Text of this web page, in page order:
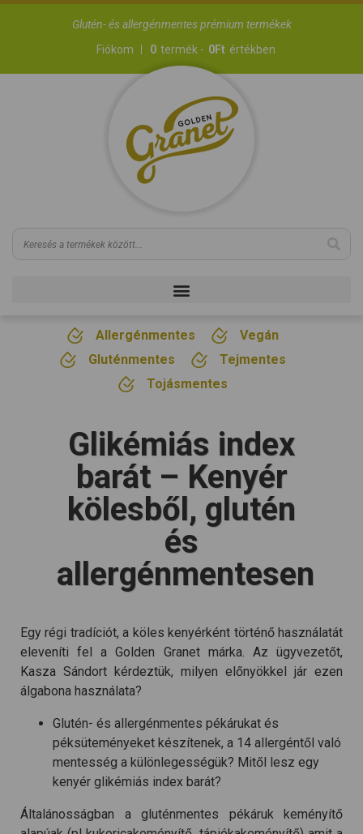
Glutén- és allergénmentes prémium termékek
Fiókom
0 termék - 0Ft értékben
Allergénmentes
Vegán
Gluténmentes
Tejmentes
Tojásmentes
Glikémiás index
barát – Kenyér
kölesből, glutén
és
allergénmentesen
Egy régi tradíciót, a köles kenyérként történő használatát
eleveníti fel a Golden Granet márka. Az ügyvezetőt,
Kasza Sándort kérdeztük, milyen előnyökkel jár ezen
álgabona használata?
Glutén- és allergénmentes pékárukat és
péksüteményeket készítenek, a 14 allergéntől való
mentesség a különlegességük? Mitől lesz egy
kenyér glikémiás index barát?
Általánosságban a gluténmentes pékáruk keményítő